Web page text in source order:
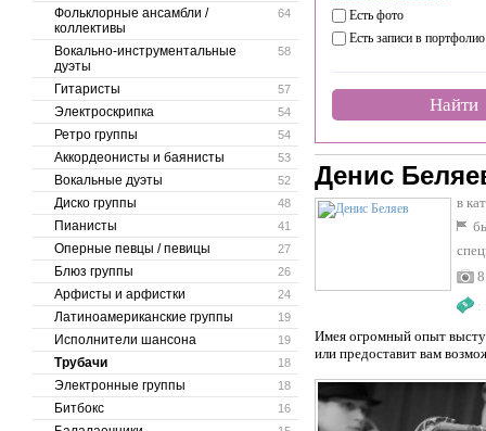
64
Фольклорные ансамбли /
коллективы
58
Вокально-инструментальные
дуэты
57
Гитаристы
54
Электроскрипка
54
Ретро группы
53
Аккордеонисты и баянисты
52
Вокальные дуэты
48
Диско группы
41
Пианисты
27
Оперные певцы / певицы
26
Блюз группы
24
Арфисты и арфистки
19
Латиноамериканские группы
19
Исполнители шансона
18
Трубачи
18
Электронные группы
16
Битбокс
Есть фото
Есть записи в портфолио
Найти
Денис
в
8
:
Имея огромный опыт
или предоставит вам